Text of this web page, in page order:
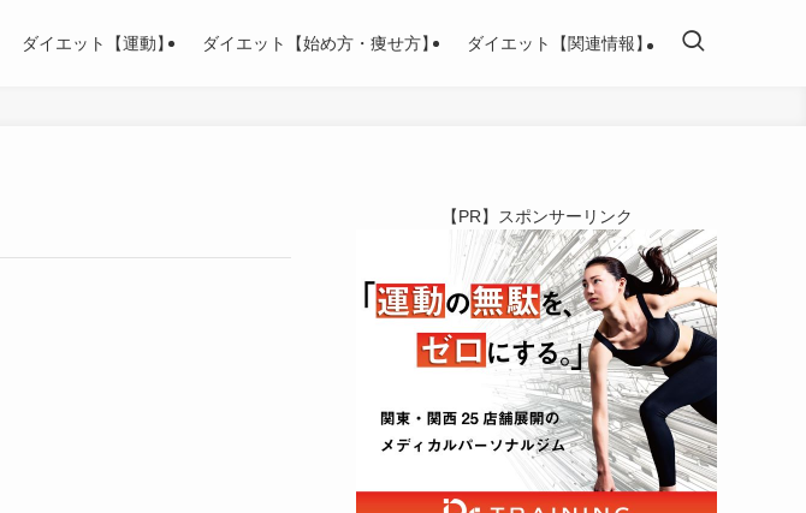
ダイエット【運動】 ダイエット【始め方・痩せ方】 ダイエット【関連情報】
【PR】スポンサーリンク